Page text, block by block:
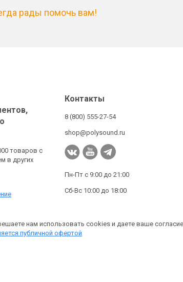
рады помочь вам!
товаров с
в других
Контакты
8 (800) 555-27-54
shop@polysound.ru
Пн-Пт с 9:00 до 21:00
Сб-Вс 10:00 до 18:00
нам использовать cookies и даете ваше
публичной офертой